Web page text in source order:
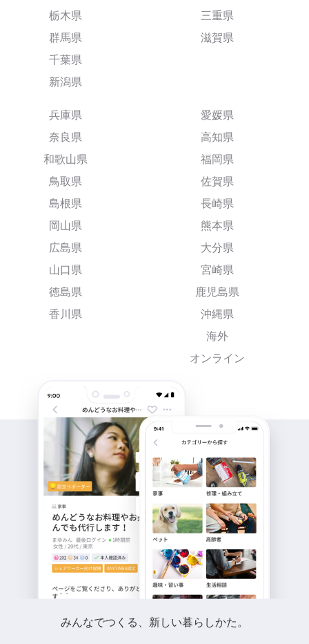
栃木県
群馬県
千葉県
新潟県
三重県
滋賀県
兵庫県
奈良県
和歌山県
鳥取県
島根県
岡山県
広島県
山口県
徳島県
香川県
愛媛県
高知県
福岡県
佐賀県
長崎県
熊本県
大分県
宮崎県
鹿児島県
沖縄県
海外
オンライン
みんなでつくる、新しい暮らしかた。